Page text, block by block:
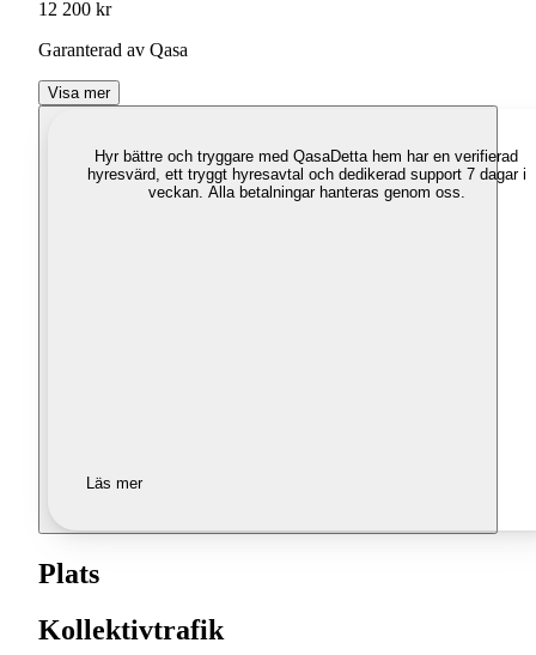
12 200 kr
Garanterad av Qasa
Visa mer
Hyr bättre och tryggare med QasaDetta hem har en verifierad
hyresvärd, ett tryggt hyresavtal och dedikerad support 7 dagar i
veckan. Alla betalningar hanteras genom oss.
Läs mer
Plats
Kollektivtrafik